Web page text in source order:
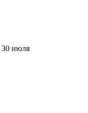
30 июля